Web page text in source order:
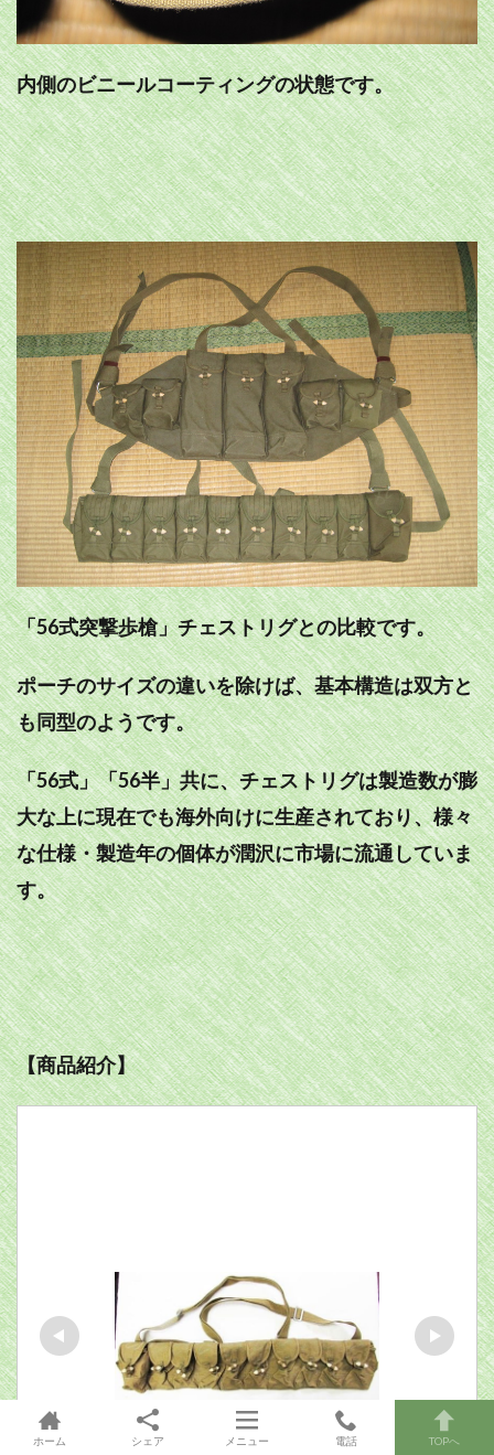
内側のビニールコーティングの状態です。
「56式突撃歩槍」チェストリグとの比較です。
ポーチのサイズの違いを除けば、基本構造は双方と
も同型のようです。
「56式」「56半」共に、チェストリグは製造数が膨
大な上に現在でも海外向けに生産されており、様々
な仕様・製造年の個体が潤沢に市場に流通していま
す。
【商品紹介】
ホーム シェア メニュー 電話 TOPへ